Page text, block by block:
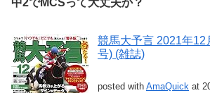
中2でMCSって大丈夫か？
競馬大予言 2021年12
号) (雑誌)
posted with AmaQuick at